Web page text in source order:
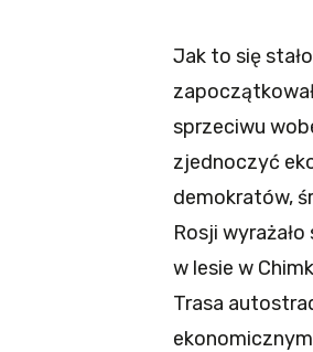
Jak to się
sprzeciwu
zjednoczyć
demokratów,
Rosji
w lesie w
Trasa